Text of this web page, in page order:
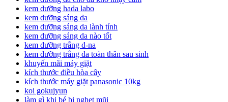
kem dưỡng hada labo
kem dưỡng sáng da
kem dưỡng sáng da lành tính
kem dưỡng sáng da nào tốt
kem dưỡng trắng d-na
kem dưỡng trắng da toàn thân sau sinh
khuyến mãi máy giặt
kích thước điều hòa cây
kích thước máy giặt panasonic 10kg
koi gokujyun
làm gì khi bé bị nghẹt mũi